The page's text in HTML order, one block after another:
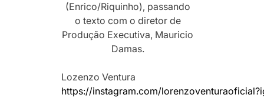
(Enrico/Riquinho), passando
o texto com o diretor de
Produção Executiva, Mauricio
Damas.
Lozenzo Ventura
https://instagram.com/